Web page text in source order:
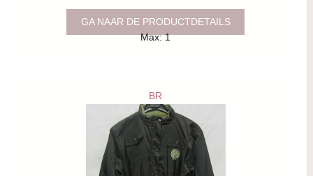
GA NAAR DE PRODUCTDETAILS
Max: 1
BR